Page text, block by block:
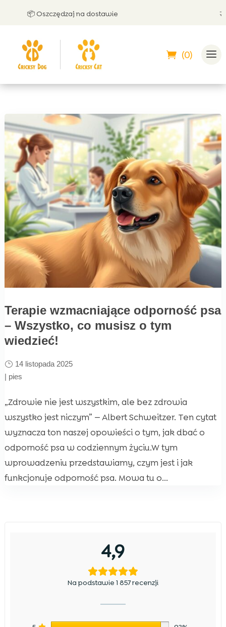
📦 Oszczędzaj na dostawie 🤝
(0)
Terapie wzmacniające odporność psa
– Wszystko, co musisz o tym
wiedzieć!
14 listopada 2025
| pies
„Zdrowie nie jest wszystkim, ale bez zdrowia
wszystko jest niczym” — Albert Schweitzer. Ten cytat
wyznacza ton naszej opowieści o tym, jak dbać o
odporność psa w codziennym życiu.W tym
wprowadzeniu przedstawiamy, czym jest i jak
funkcjonuje odporność psa. Mowa tu o...
4,9
Na podstawie 1 857 recenzji